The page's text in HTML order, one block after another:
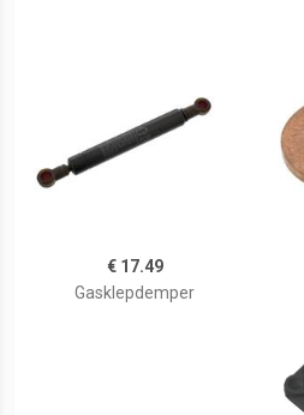
€ 17.49
Gasklepdemper